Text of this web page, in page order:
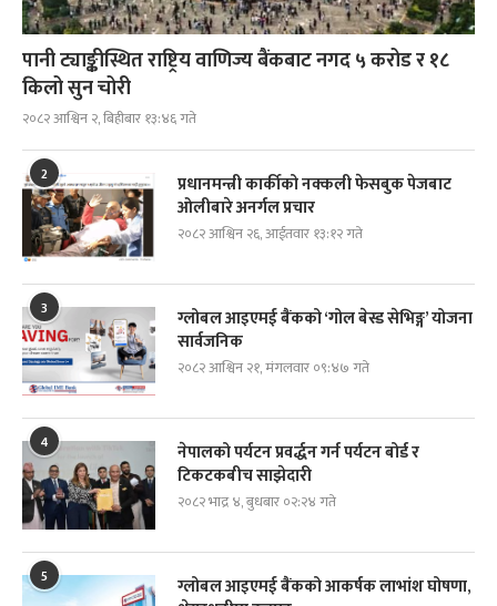
पानी ट्याङ्कीस्थित राष्ट्रिय वाणिज्य बैंकबाट नगद ५ करोड र १८
किलो सुन चोरी
२०८२ आश्विन २, बिहीबार १३:४६ गते
2
प्रधानमन्त्री कार्कीको नक्कली फेसबुक पेजबाट
ओलीबारे अनर्गल प्रचार
२०८२ आश्विन २६, आईतवार १३:१२ गते
3
ग्लोबल आइएमई बैंकको ‘गोल बेस्ड सेभिङ्ग’ योजना
सार्वजनिक
२०८२ आश्विन २१, मंगलवार ०९:४७ गते
4
नेपालको पर्यटन प्रवर्द्धन गर्न पर्यटन बोर्ड र
टिकटकबीच साझेदारी
२०८२ भाद्र ४, बुधबार ०२:२४ गते
5
ग्लोबल आइएमई बैंकको आकर्षक लाभांश घोषणा,